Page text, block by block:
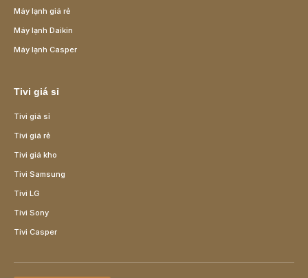
Máy lạnh giá rẻ
Máy lạnh Daikin
Máy lạnh Casper
Tivi giá sỉ
Tivi giá sỉ
Tivi giá rẻ
Tivi giá kho
Tivi Samsung
Tivi LG
Tivi Sony
Tivi Casper